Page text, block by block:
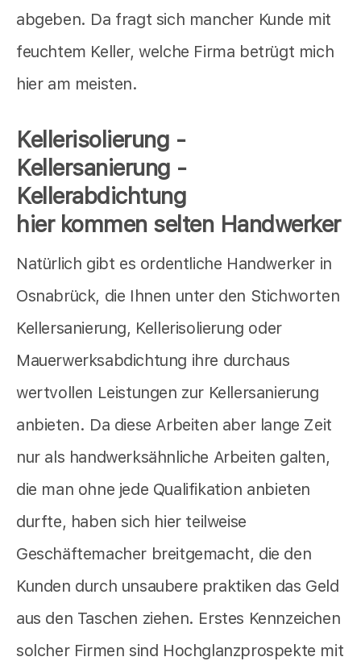
abgeben. Da fragt sich mancher Kunde mit
feuchtem Keller, welche Firma betrügt mich
hier am meisten.
Kellerisolierung -
Kellersanierung -
Kellerabdichtung
hier kommen selten Handwerker
Natürlich gibt es ordentliche Handwerker in
Osnabrück, die Ihnen unter den Stichworten
Kellersanierung, Kellerisolierung oder
Mauerwerksabdichtung ihre durchaus
wertvollen Leistungen zur Kellersanierung
anbieten. Da diese Arbeiten aber lange Zeit
nur als handwerksähnliche Arbeiten galten,
die man ohne jede Qualifikation anbieten
durfte, haben sich hier teilweise
Geschäftemacher breitgemacht, die den
Kunden durch unsaubere praktiken das Geld
aus den Taschen ziehen. Erstes Kennzeichen
solcher Firmen sind Hochglanzprospekte mit